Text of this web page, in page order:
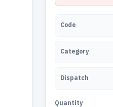
Code
Category
Dispatch
Quantity